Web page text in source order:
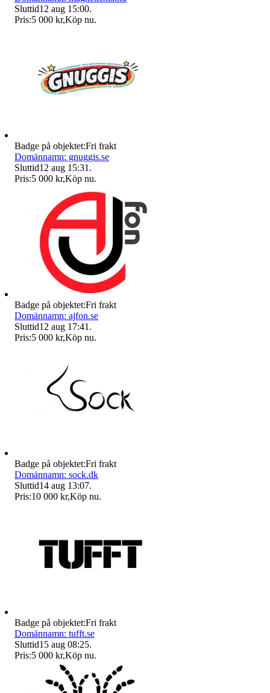
Sluttid12 aug 15:00.
Pris:5 000 kr,Köp nu.
Badge på objektet:Fri frakt
Domännamn: gnuggis.se
Sluttid12 aug 15:31 .
Pris:5 000 kr,Köp nu.
Badge på objektet:Fri frakt
Domännamn: ajfon.se
Sluttid12 aug 17:41 .
Pris:5 000 kr,Köp nu.
Badge på objektet:Fri frakt
Domännamn: sock.dk
Sluttid14 aug 13:07.
Pris:10 000 kr,Köp nu.
Badge på objektet:Fri frakt
Domännamn: tufft.se
Sluttid15 aug 08:25.
Pris:5 000 kr,Köp nu.